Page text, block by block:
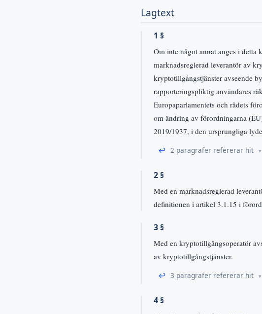
Lagtext
1 §
Om inte något annat anges i
marknadsreglerad leverantör av
kryptotillgångstjänster avseende
rapporteringspliktig användares
Europaparlamentets och rådets
om ändring av förordningarna
2019/1937, i den ursprungliga
↩ 2 paragrafer refererar hit
2 §
Med en marknadsreglerad
definitionen i artikel 3.1.15 i
3 §
Med en kryptotillgångsoperatör
av kryptotillgångstjänster.
↩ 3 paragrafer refererar hit
4 §